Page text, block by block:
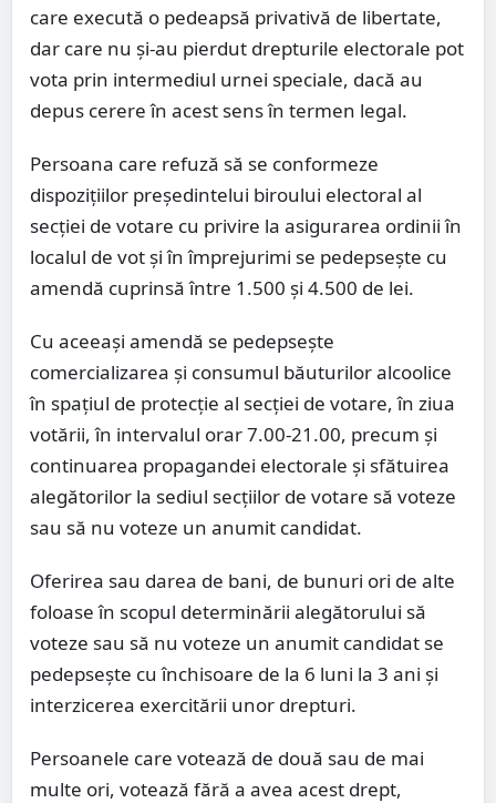
care execută o pedeapsă privativă de libertate,
dar care nu și-au pierdut drepturile electorale pot
vota prin intermediul urnei speciale, dacă au
depus cerere în acest sens în termen legal.
Persoana care refuză să se conformeze
dispoziţiilor preşedintelui biroului electoral al
secţiei de votare cu privire la asigurarea ordinii în
localul de vot şi în împrejurimi se pedepsește cu
amendă cuprinsă între 1.500 și 4.500 de lei.
Cu aceeași amendă se pedepsește
comercializarea şi consumul băuturilor alcoolice
în spaţiul de protecţie al secţiei de votare, în ziua
votării, în intervalul orar 7.00-21.00, precum și
continuarea propagandei electorale şi sfătuirea
alegătorilor la sediul secţiilor de votare să voteze
sau să nu voteze un anumit candidat.
Oferirea sau darea de bani, de bunuri ori de alte
foloase în scopul determinării alegătorului să
voteze sau să nu voteze un anumit candidat se
pedepsește cu închisoare de la 6 luni la 3 ani și
interzicerea exercitării unor drepturi.
Persoanele care votează de două sau de mai
multe ori, votează fără a avea acest drept,